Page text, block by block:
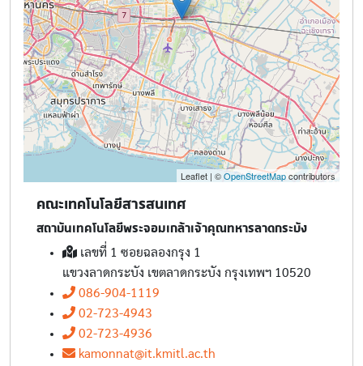
Leaflet | ©OpenStreetMapcontributors
คณะเทคโนโลยีสารสนเทศ
สถาบันเทคโนโลยีพระจอมเกล้าเจ้าคุณทหารลาดกระบัง
เลขที่ 1 ซอยฉลองกรุง 1
แขวงลาดกระบัง เขตลาดกระบัง กรุงเทพฯ 10520
086-904-1119
02-723-4943
02-723-4936
kamonnat@it.kmitl.ac.th